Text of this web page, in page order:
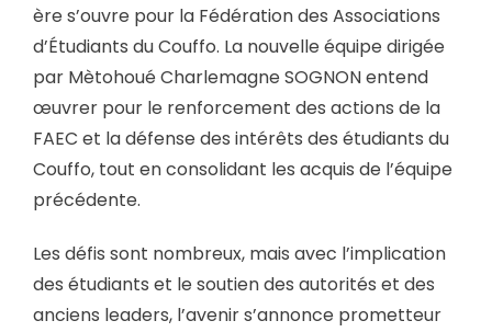
ère s’ouvre pour la Fédération des Associations
d’Étudiants du Couffo. La nouvelle équipe dirigée
par Mètohoué Charlemagne SOGNON entend
œuvrer pour le renforcement des actions de la
FAEC et la défense des intérêts des étudiants du
Couffo, tout en consolidant les acquis de l’équipe
précédente.
Les défis sont nombreux, mais avec l’implication
des étudiants et le soutien des autorités et des
anciens leaders, l’avenir s’annonce prometteur